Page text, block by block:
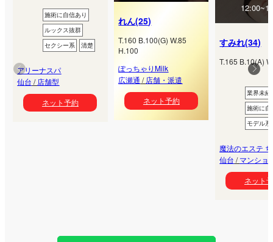
施術に自信あり
ルックス抜群
セクシー系
清楚
アリーナスパ
仙台 / 店舗型
ネット予約
れん(25)
T.160 B.100(G) W.85
H.100
ぽっちゃりMilk
広瀬通 / 店舗・派遣
ネット予約
すみれ(34)
T.165 B.10(A)
業界未経
施術に自
モデル系
魔法のエステ
仙台 /マンショ
ネット